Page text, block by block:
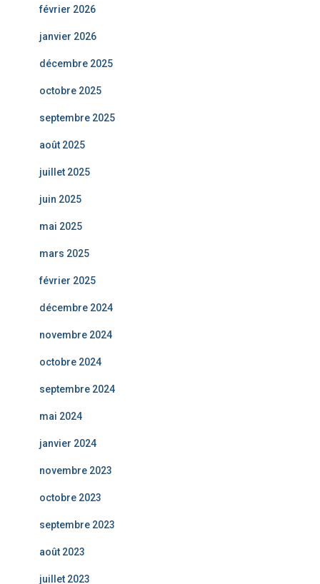
février 2026
janvier 2026
décembre 2025
octobre 2025
septembre 2025
août 2025
juillet 2025
juin 2025
mai 2025
mars 2025
février 2025
décembre 2024
novembre 2024
octobre 2024
septembre 2024
mai 2024
janvier 2024
novembre 2023
octobre 2023
septembre 2023
août 2023
juillet 2023